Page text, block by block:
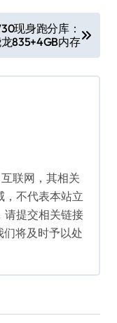
现身跑分库：
835+4GB内存
互联网，其相关
，不代表本站立
请提交相关链接
将及时予以处